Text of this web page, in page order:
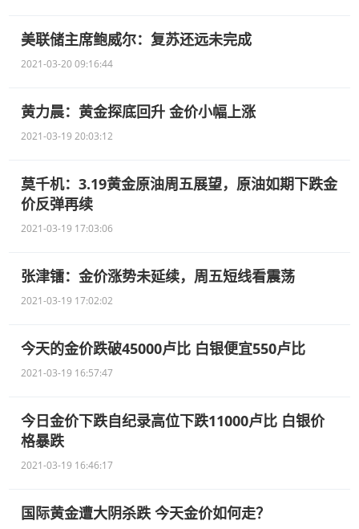
美联储主席鲍威尔：复苏还远未完成
2021-03-20 09:16:44
黄力晨：黄金探底回升 金价小幅上涨
2021-03-19 20:03:12
莫千机：3.19黄金原油周五展望，原油如期下跌金
价反弹再续
2021-03-19 17:03:06
张津镭：金价涨势未延续，周五短线看震荡
2021-03-19 17:02:02
今天的金价跌破45000卢比 白银便宜550卢比
2021-03-19 16:57:47
今日金价下跌自纪录高位下跌11000卢比 白银价
格暴跌
2021-03-19 16:46:17
国际黄金遭大阴杀跌 今天金价如何走？